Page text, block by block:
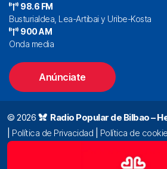
98.6 FM
Busturialdea, Lea-Artibai y Uribe-Kosta
900 AM
Onda media
Anúnciate
© 2026 Radio Popular de Bilbao –
Política de Privacidad Política de
Alda. Mazarredo, 47 – 7º 48009 Bilbao |